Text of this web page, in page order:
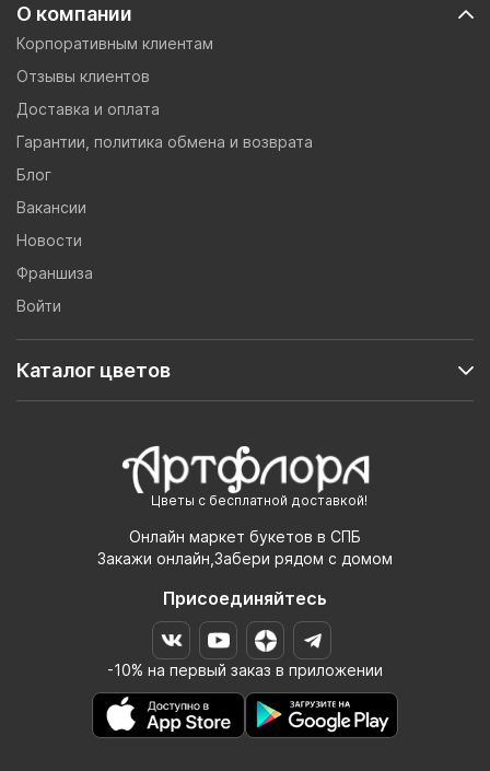
Цветы с бесплатной доставкой!
Онлайн маркет букетов в СПБ
Закажи онлайн,Забери рядом с домом
Присоединяйтесь
-10% на первый заказ в приложении
О компании
Корпоративным клиентам
Отзывы клиентов
Доставка и оплата
Гарантии, политика обмена и возврата
Блог
Вакансии
Новости
Франшиза
Войти
Каталог цветов